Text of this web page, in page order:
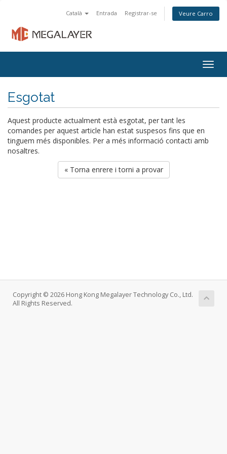
Català Entrada Registrar-se Veure Carro
Esgotat
Aquest producte actualment està esgotat, per tant les
comandes per aquest article han estat suspesos fins que en
tinguem més disponibles. Per a més informació contacti amb
nosaltres.
« Torna enrere i torni a provar
Copyright © 2026 Hong Kong Megalayer Technology Co., Ltd.
All Rights Reserved.